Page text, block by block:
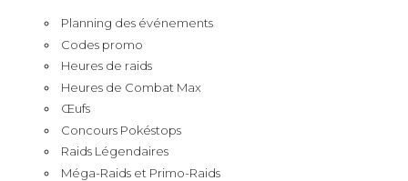
Planning des événements
Codes promo
Heures de raids
Heures de Combat Max
Œufs
Concours Pokéstops
Raids Légendaires
Méga-Raids et Primo-Raids